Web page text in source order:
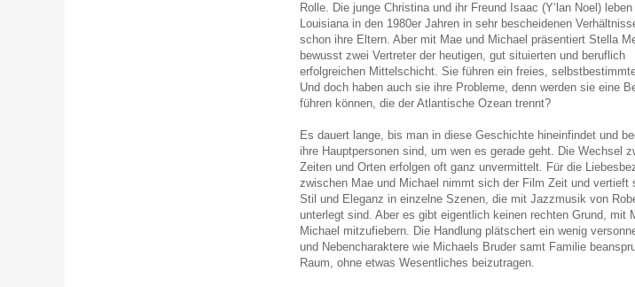
Rolle. Die junge Christina und ihr Freund Isaac (Y‘lan Noel) leben
Louisiana in den 1980er Jahren in sehr bescheidenen
schon ihre Eltern. Aber mit Mae und Michael präsentiert Stella
bewusst zwei Vertreter der heutigen, gut situierten und beruflich
erfolgreichen Mittelschicht. Sie führen ein freies,
Und doch haben auch sie ihre Probleme, denn werden sie eine
führen können, die der Atlantische Ozean trennt?
Es dauert lange, bis man in diese Geschichte hineinfindet und
ihre Hauptpersonen sind, um wen es gerade geht. Die Wechsel
Zeiten und Orten erfolgen oft ganz unvermittelt. Für die
zwischen Mae und Michael nimmt sich der Film Zeit und vertieft
Stil und Eleganz in einzelne Szenen, die mit Jazzmusik von
unterlegt sind. Aber es gibt eigentlich keinen rechten Grund, mit
Michael mitzufiebern. Die Handlung plätschert ein wenig
und Nebencharaktere wie Michaels Bruder samt Familie
Raum, ohne etwas Wesentliches beizutragen.